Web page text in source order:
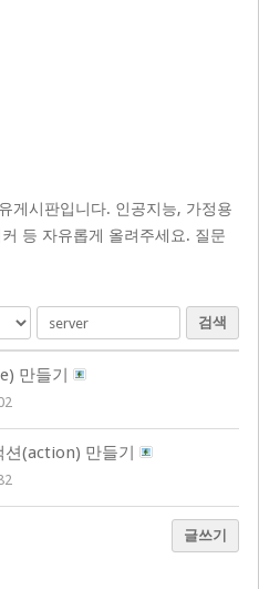
게시판입니다. 인공지능, 가정용
등 자유롭게 올려주세요. 질문
검색
만들기
션(action) 만들기
글쓰기